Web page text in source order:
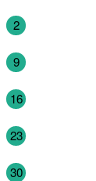
2
9
16
23
30